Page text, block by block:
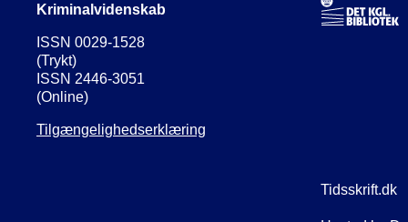
Kriminalvidenskab
ISSN 0029-1528
(Trykt)
ISSN 2446-3051
(Online)
Tilgængelighedserklæring